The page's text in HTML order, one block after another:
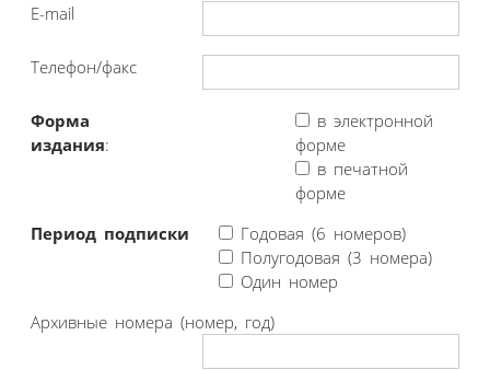
E-mail
Телефон/факс
Форма
издания:
в электронной
форме
в печатной
форме
Период подписки
Годовая (6 номеров)
Полугодовая (3 номера)
Один номер
Архивные номера (номер, год)